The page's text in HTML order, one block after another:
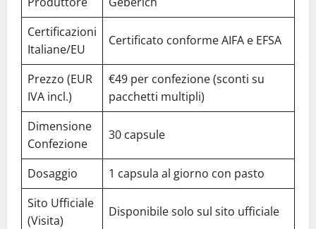
Certificazioni
Italiane/EU
Certificato conforme AIFA e EFSA
Prezzo (EUR
IVA incl.)
€49 per confezione (sconti su
pacchetti multipli)
Dimensione
Confezione
30 capsule
Dosaggio
1 capsula al giorno con pasto
Sito Ufficiale
(Visita)
Disponibile solo sul sito ufficiale